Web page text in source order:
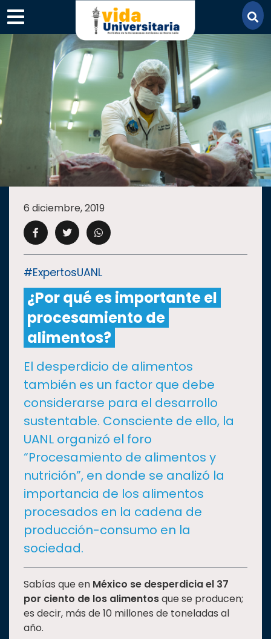
×
SECCIONES
ACADEMIA
CAMPUS UANL
CULTURA
DEPORTES
I+D+I EXPERTOS
SALUD
SUSTENTABILIDAD
TEMAS
educativa
Rectoría
Investigación
Internacionalización
6 diciembre, 2019
#ExpertosUANL
¿Por qué es importante el
procesamiento de
alimentos?
El desperdicio de alimentos
también es un factor que debe
considerarse para el desarrollo
sustentable. Consciente de ello, la
UANL organizó el foro
“Procesamiento de alimentos y
nutrición”, en donde se analizó la
importancia de los alimentos
procesados en la cadena de
producción-consumo en la
sociedad.
Sabías que en México se desperdicia el 37
por ciento de los alimentosque se producen;
es decir, más de 10 millones de toneladas al
año.